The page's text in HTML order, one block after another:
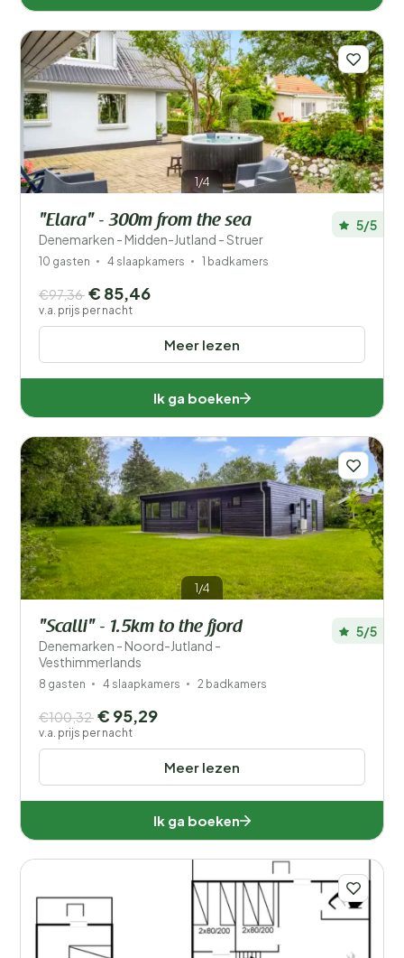
1/4
"Elara" - 300m from the sea
Denemarken - Midden-Jutland - Struer
5/5
10 gasten 4 slaapkamers 1 badkamers
Meer lezen
€97,36 € 85,46
v.a. prijs per nacht
Ik ga boeken
1/4
"Scalli" - 1.5km to the fjord
Denemarken - Noord-Jutland -
Vesthimmerlands
5/5
8 gasten 4 slaapkamers 2 badkamers
Meer lezen
€100,32 € 95,29
v.a. prijs per nacht
Ik ga boeken